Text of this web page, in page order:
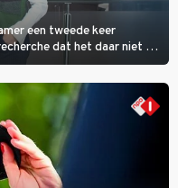
een tweede keer
dat het daar niet bij
delict een foto met nog